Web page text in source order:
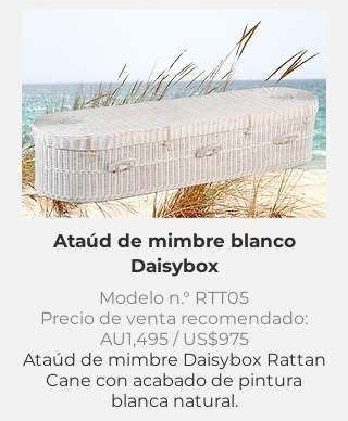
Ataúd de mimbre blanco
Daisybox
Modelo n.° RTT05
Precio de venta recomendado:
AU1,495 / US$975
Ataúd de mimbre Daisybox Rattan
Cane con acabado de pintura
blanca natural.